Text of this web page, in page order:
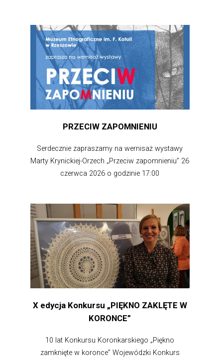
PRZECIW ZAPOMNIENIU
Serdecznie zapraszamy na wernisaż wystawy
Marty Krynickiej-Orzech „Przeciw zapomnieniu” 26
czerwca 2026 o godzinie 17:00
X edycja Konkursu „PIĘKNO ZAKLĘTE W
KORONCE”
10 lat Konkursu Koronkarskiego „Piękno
zamknięte w koronce” Wojewódzki Konkurs